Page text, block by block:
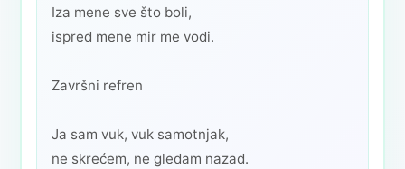
Iza mene sve što boli,
ispred mene mir me vodi.
Završni refren
Ja sam vuk, vuk samotnjak,
ne skrećem, ne gledam nazad.